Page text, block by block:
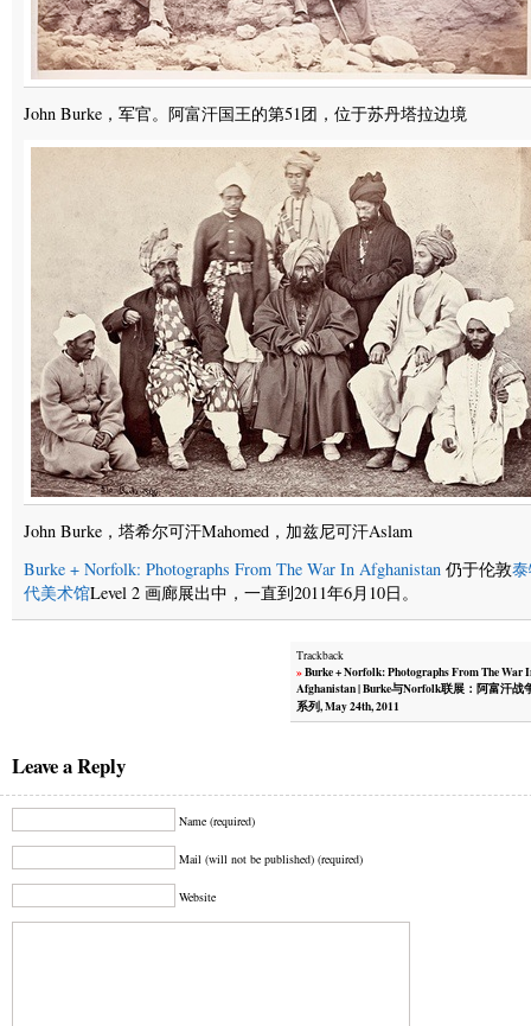
John Burke，军官。阿富汗国王的第51团，位于苏丹塔拉边境
John Burke，塔希尔可汗Mahomed，加兹尼可汗Aslam
Burke + Norfolk: Photographs From The War In Afghanistan 仍于伦敦
代美术馆Level 2 画廊展出中，一直到2011年6月10日。
Trackback
»Burke + Norfolk: Photographs From The War
Afghanistan | Burke与Norfolk联展：阿富汗战
系列, May 24th, 2011
Leave a Reply
Name (required)
Mail (will not be published) (required)
Website